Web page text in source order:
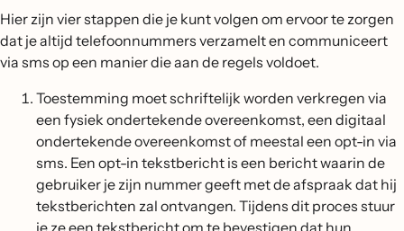
Hier zijn vier stappen die je kunt volgen om ervoor te zorgen
dat je altijd telefoonnummers verzamelt en communiceert
via sms op een manier die aan de regels voldoet.
Toestemming moet schriftelijk worden verkregen via
een fysiek ondertekende overeenkomst, een digitaal
ondertekende overeenkomst of meestal een opt-in via
sms. Een opt-in tekstbericht is een bericht waarin de
gebruiker je zijn nummer geeft met de afspraak dat hij
tekstberichten zal ontvangen. Tijdens dit proces stuur
je ze een tekstbericht om te bevestigen dat hun